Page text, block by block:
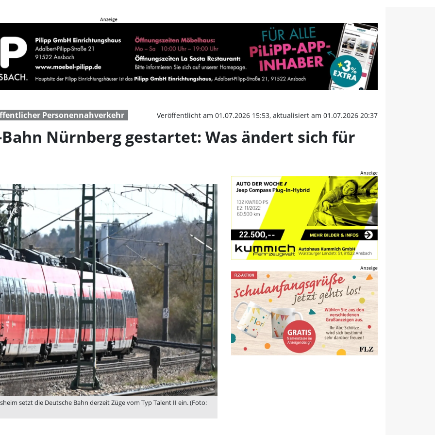
Nürnberg gestartet: Was ändert sich für die
Personennahverkehr Veröffentlicht am 01.07.2026 15:53, aktualisiert am 01.07.2026 20:37
Nürnberg gestartet: Was ändert sich für
setzt die Deutsche Bahn derzeit Züge vom Typ Talent II ein. (Foto: